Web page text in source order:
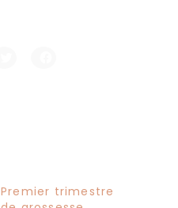
Premier trimestre